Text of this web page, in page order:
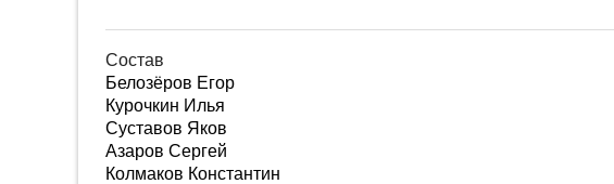
Состав
Белозёров Егор
Курочкин Илья
Суставов Яков
Азаров Сергей
Колмаков Константин